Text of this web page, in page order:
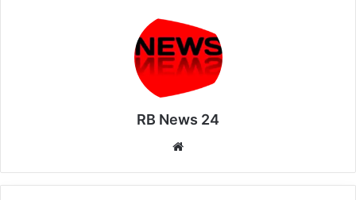
RB News 24